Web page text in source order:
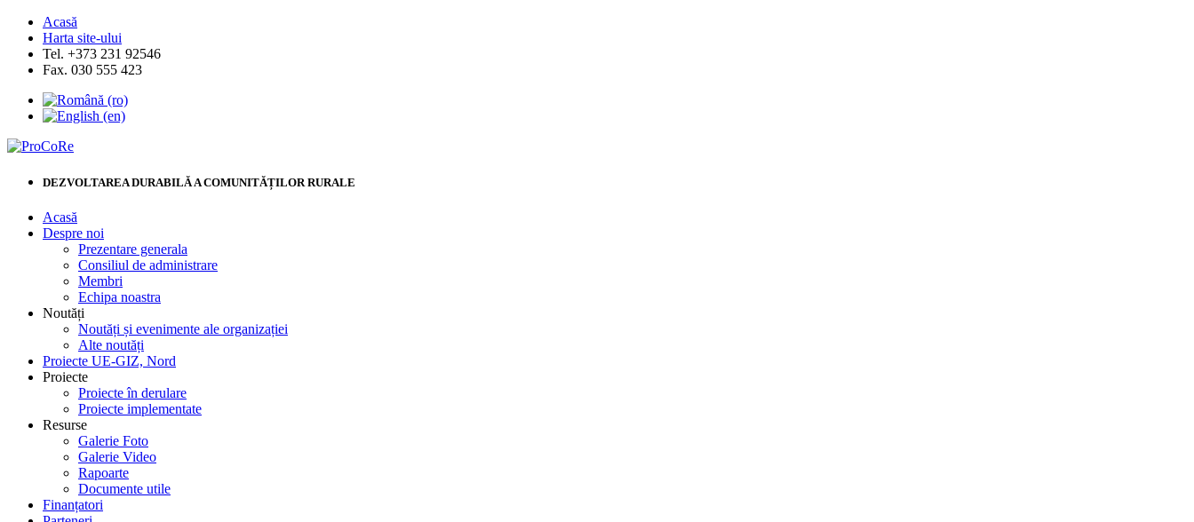
Acasă
Harta site-ului
Tel. +373 231 92546
Fax. 030 555 423
DEZVOLTAREA DURABILĂ A COMUNITĂȚILOR RURALE
Acasă
Despre noi
Prezentare generala
Consiliul de administrare
Membri
Echipa noastra
Noutăți
Noutăți și evenimente ale organizației
Alte noutăți
Proiecte UE-GIZ, Nord
Proiecte
Proiecte în derulare
Proiecte implementate
Resurse
Galerie Foto
Galerie Video
Rapoarte
Documente utile
Finanțatori